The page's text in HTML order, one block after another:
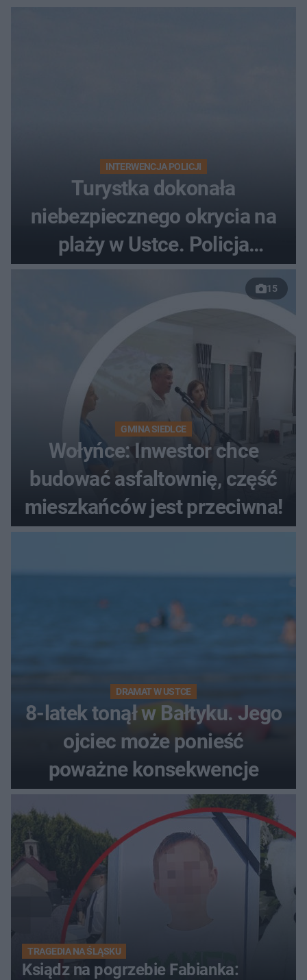
INTERWENCJA POLICJI
Turystka dokonała
niebezpiecznego okrycia na
plaży w Ustce. Policja
musiała zamknąć odcinek
15
GMINA SIEDLCE
Wołyńce: Inwestor chce
budować asfaltownię, część
mieszkańców jest przeciwna!
DRAMAT W USTCE
8-latek tonął w Bałtyku. Jego
ojciec może ponieść
poważne konsekwencje
TRAGEDIA NA ŚLĄSKU
Ksiądz na pogrzebie Fabianka: